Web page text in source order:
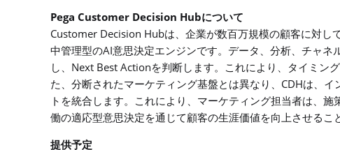
Pega Customer Decision Hubについて
Customer Decision Hubは、企業が数百万規模の顧客に対し
中管理型のAI意思決定エンジンです。データ、分析、チャ
し、 Next Best Actionを判断します。これにより、タイミン
た、分断されたマーケティング基盤とは異なり、 CDHは、イ
トを統合します。これにより、マーケティング担当者は、
働の適応型意思決定を通じて顧客の生涯価値を向上させるこ
提供予定